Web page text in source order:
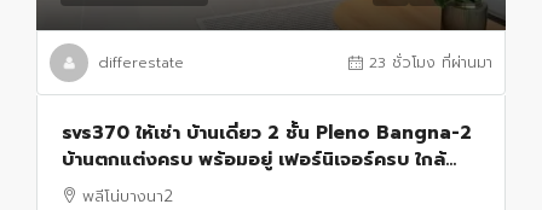
differestate 23 ชั่วโมง ที่ผ่านมา
svs370 ให้เช่า บ้านเดี่ยว 2 ชั้น Pleno Bangna-2
บ้านตกแต่งครบ พร้อมอยู่ เฟอร์นิเจอร์ครบ ใกล้
Mega Bangna
พลีโน่บางนา2